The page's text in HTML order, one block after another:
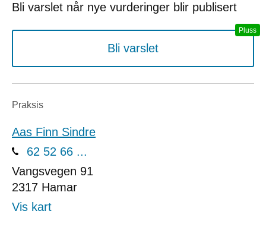
Bli varslet når nye vurderinger blir publisert
Bli varslet
Praksis
Aas Finn Sindre
62 52 66 ...
Vangsvegen 91
2317 Hamar
Vis kart